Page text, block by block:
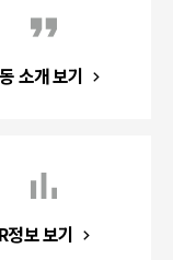
소개 보기
정보 보기